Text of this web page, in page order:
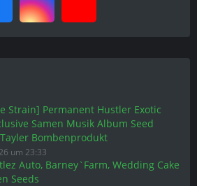
Strain] Permanent Hustler Exotic
Samen Musik Album Seed
Bombenprodukt
um 23:33
Auto, Barney`Farm, Wedding Cake
Seeds